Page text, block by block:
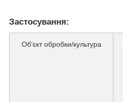
Застосування:
Об’єкт обробки/культура